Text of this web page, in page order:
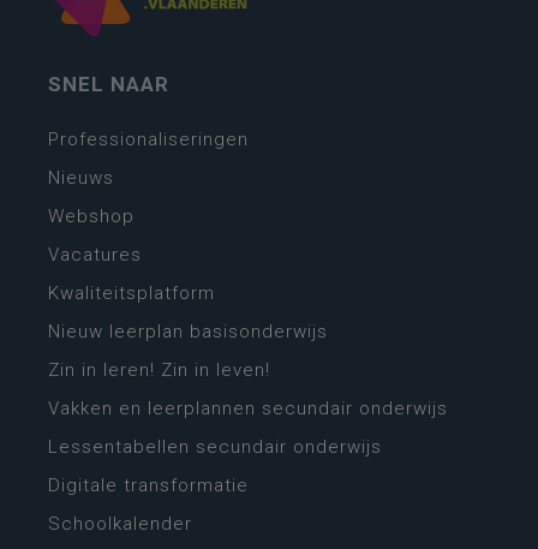
SNEL NAAR
Professionaliseringen
Nieuws
Webshop
Vacatures
Kwaliteitsplatform
Nieuw leerplan basisonderwijs
Zin in leren! Zin in leven!
Vakken en leerplannen secundair onderwijs
Lessentabellen secundair onderwijs
Digitale transformatie
Schoolkalender